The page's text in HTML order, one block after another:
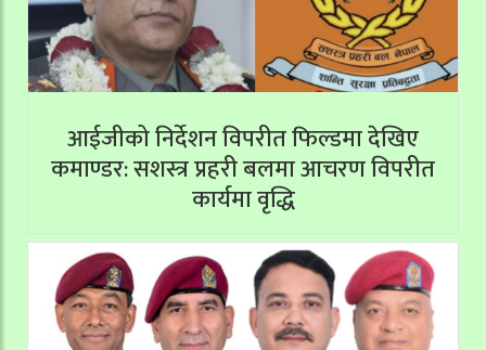
आईजीको निर्देशन विपरीत फिल्डमा देखिए
कमाण्डर: सशस्त्र प्रहरी बलमा आचरण विपरीत
कार्यमा वृद्धि